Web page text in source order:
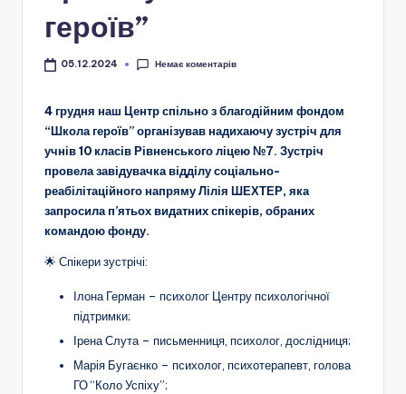
а
т
і
о
т
и
ч
н
о
г
о
в
героїв”
05.12.2024 Немає коментарів
4 грудня наш Центр спільно з благодійним фондом
“Школа героїв” організував надихаючу зустріч для
учнів 10 класів Рівненського ліцею №7. Зустріч
провела завідувачка відділу соціально-
реабілітаційного напряму Лілія ШЕХТЕР, яка
запросила п’ятьох видатних спікерів, обраних
командою фонду.
🌟 Спікери зустрічі:
Ілона Герман – психолог Центру психологічної
підтримки;
Ірена Слута – письменниця, психолог, дослідниця;
Марія Бугаєнко – психолог, психотерапевт, голова
ГО “Коло Успіху”;